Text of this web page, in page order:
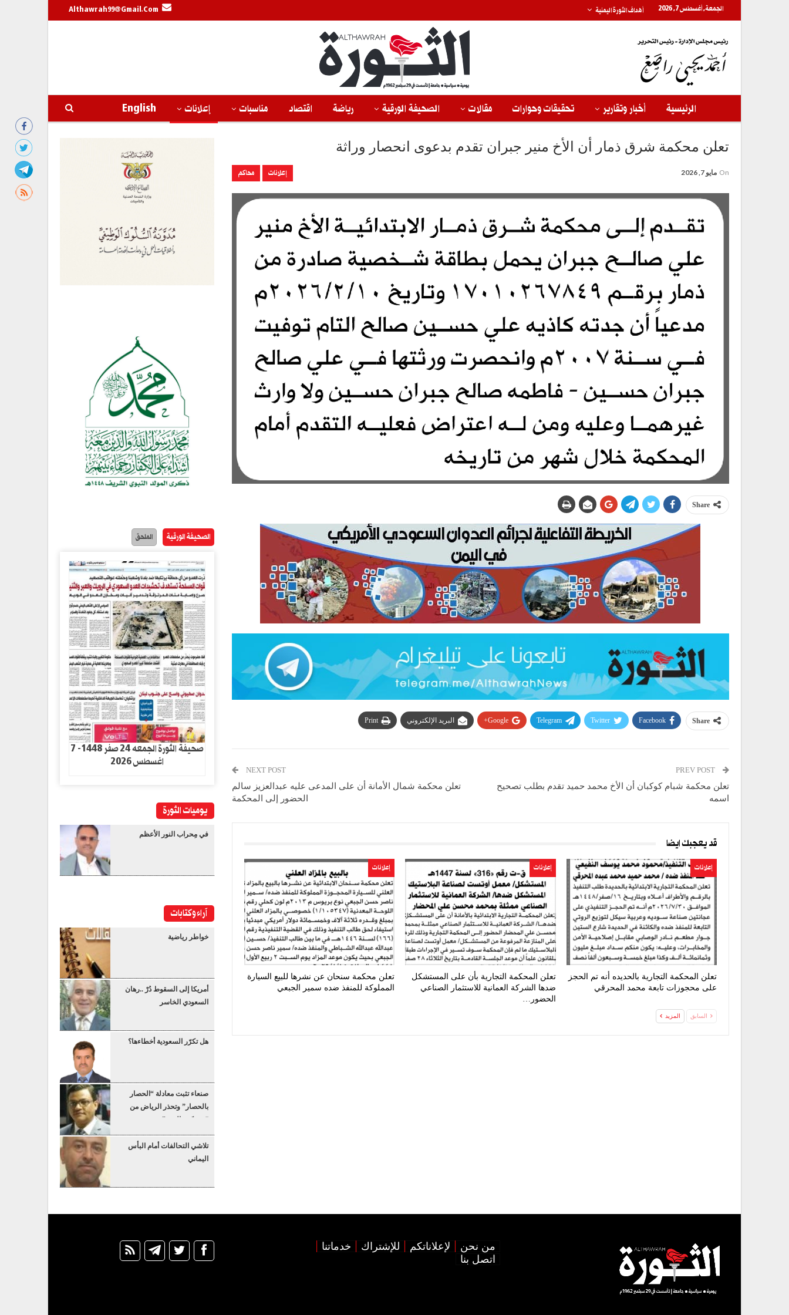
الجمعة, أغسطس 7, 2026 أهداف الثورة اليمنية Althawrah99@gmail.com
الرئيسية أخبار وتقارير تحقيقات وحوارات مقالات الصحيفة الورقية رياضة اقتصاد مناسبات إعلانات English
تعلن محكمة شرق ذمار أن الأخ منير جبران تقدم بدعوى انحصار وراثة
إعلانات محاكم On مايو 7, 2026
Share
Share
Facebook
Twitter
Telegram
Google+ البريد الإلكتروني Print
تعلن محكمة شبام كوكبان أن الأخ محمد حميد تقدم بطلب تصحيح
اسمه
NEXT POST
تعلن محكمة شمال الأمانة أن على المدعى عليه عبدالعزيز سالم
الحضور إلى المحكمة
قد يعجبك ايضا
إعلانات
تعلن المحكمة التجارية بالحديده أنه تم الحجز
على محجوزات تابعة محمد المحرقي
إعلانات
تعلن المحكمة التجارية بأن على المستشكل
ضدها الشركة العمانية للاستثمار الصناعي
الحضور…
إعلانات
تعلن محكمة سنحان عن نشرها للبيع السيارة
المملوكة للمنفذ ضده سمير الجبعي
السابق المزيد
الصحيفة الورقية الملحق
صحيفة الثورة الجمعه 24 صفر 1448- 7
اغسطس 2026
يوميات الثورة
في مِحراب النور الأعظم
آراء وكتابات
خواطر رياضية
أمريكا إلى السقوط دُرْ ..رهان
السعودي الخاسر
هل تكرّر السعودية أخطاءها؟
صنعاء تثبت معادلة “الحصار
بالحصار” وتحذر الرياض من
“عسكرة البحر”
تلاشي التحالفات أمام البأس
اليماني
من نحن لإعلاناتكم للإشتراك
خدماتنا
اتصل بنا